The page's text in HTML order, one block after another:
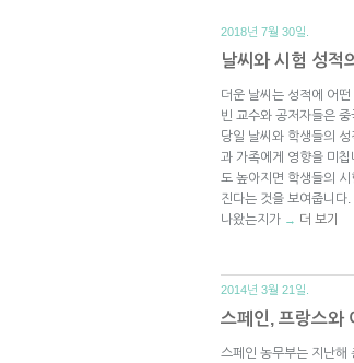
2018년 7월 30일.
날씨와 시험 성적
더운 날씨는 성적에 어
빈 교수와 공저자들은
당일 날씨와 학생들의
과 가족에게 영향을 미
도 높아지면 학생들의
진다는 것을 보여줍니다
나왔는지가 → 더 보기
2014년 3월 21일.
스페인, 프랑스와
스페인 농무부는 지난해